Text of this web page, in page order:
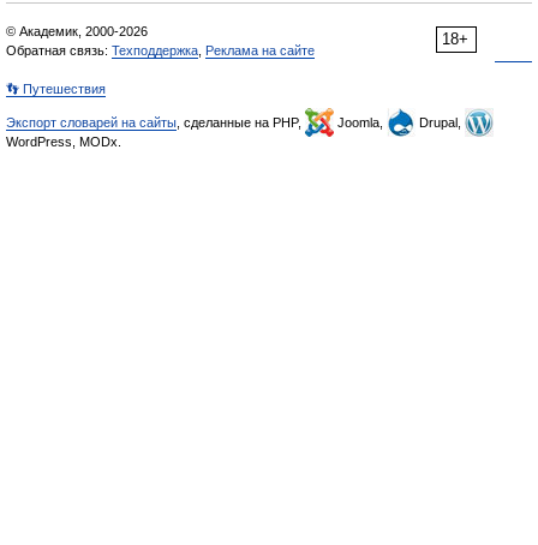
18+
© Академик, 2000-2026
Обратная связь: Техподдержка Реклама на сайте
👣 Путешествия
Экспорт словарей на сайты , сделанные на PHP, Joomla,
Drupal,
WordPress, MODx.